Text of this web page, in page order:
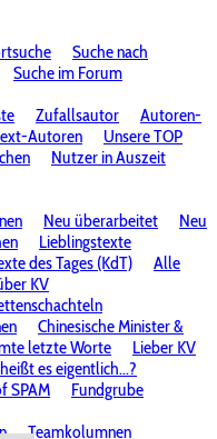
Suche nach
Suche im Forum
Zufallsautor
Autoren-
Autoren
Unsere TOP
Nutzer in Auszeit
Neu überarbeitet
Neu
Lieblingstexte
des Tages (KdT)
Alle
KV
Chinesische Minister &
letzte Worte
Lieber KV
es eigentlich...?
SPAM
Fundgrube
Teamkolumnen